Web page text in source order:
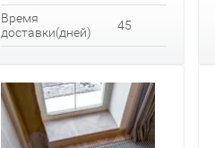
Время
доставки(дней)
45